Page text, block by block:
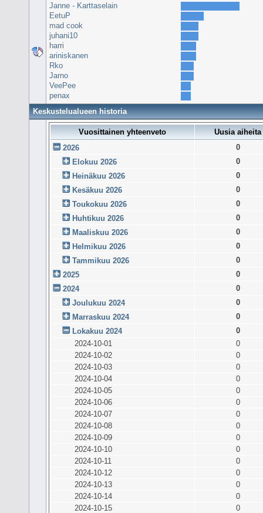
Janne - Karttaselain
EetuP
mad cook
juhani10
harri
ariniskanen
Rko
Jarno
VeePee
penax
Keskustelualueen historia
Vuosittainen yhteenveto
Uusia aiheita
2026
0
Elokuu 2026
0
Heinäkuu 2026
0
Kesäkuu 2026
0
Toukokuu 2026
0
Huhtikuu 2026
0
Maaliskuu 2026
0
Helmikuu 2026
0
Tammikuu 2026
0
2025
0
2024
0
Joulukuu 2024
0
Marraskuu 2024
0
Lokakuu 2024
0
2024-10-01
0
2024-10-02
0
2024-10-03
0
2024-10-04
0
2024-10-05
0
2024-10-06
0
2024-10-07
0
2024-10-08
0
2024-10-09
0
2024-10-10
0
2024-10-11
0
2024-10-12
0
2024-10-13
0
2024-10-14
0
2024-10-15
0